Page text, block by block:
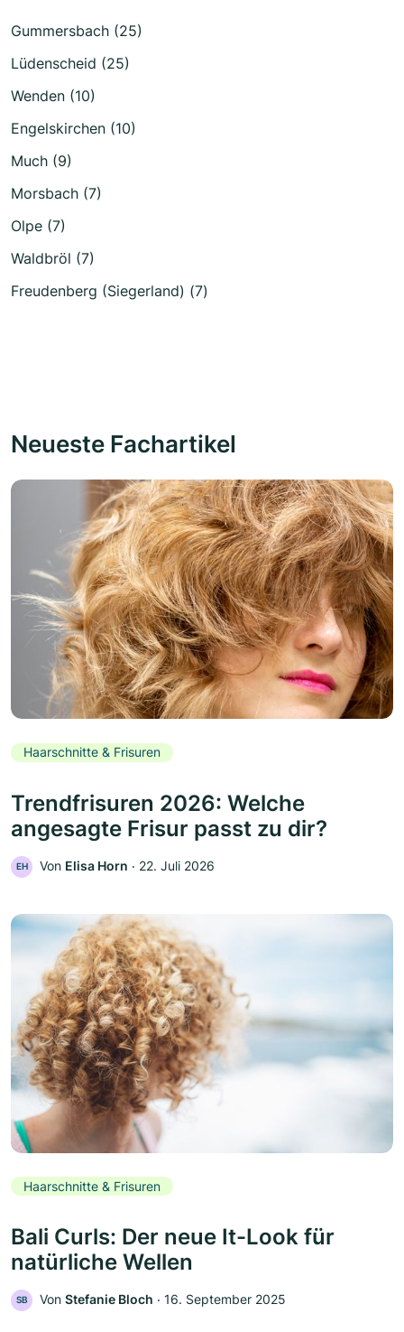
Gummersbach (25)
Lüdenscheid (25)
Wenden (10)
Engelskirchen (10)
Much (9)
Morsbach (7)
Olpe (7)
Waldbröl (7)
Freudenberg (Siegerland) (7)
Neueste Fachartikel
Haarschnitte & Frisuren
Trendfrisuren 2026: Welche
angesagte Frisur passt zu dir?
EH Von Elisa Horn ‧ 22. Juli 2026
Haarschnitte & Frisuren
Bali Curls: Der neue It-Look für
natürliche Wellen
SB Von Stefanie Bloch ‧ 16. September 2025